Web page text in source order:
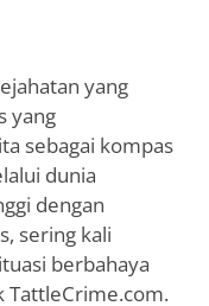
yang
yang
sebagai kompas
dunia
dengan
sering kali
berbahaya
TattleCrime.com.